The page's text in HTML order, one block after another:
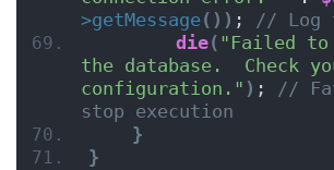
>getMessage()) ; // Log
die( "Failed to
the database.  Check
configuration." ) ; //
stop execution
}
}